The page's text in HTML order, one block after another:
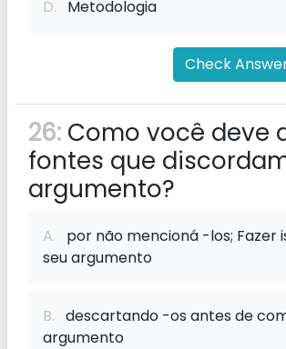
D. Metodologia
Check
26: Como você deve
fontes que
argumento?
A. por não mencioná -los; Fazer
seu argumento
B. descartando -os antes de
argumento